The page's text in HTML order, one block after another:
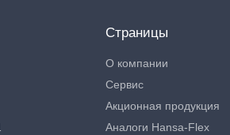
Страницы
О компании
Сервис
Акционная продукция
Аналоги Hansa-Flex